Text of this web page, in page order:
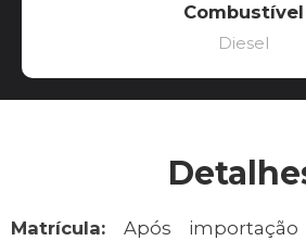
Combustível
Diesel
Matrícula: Após